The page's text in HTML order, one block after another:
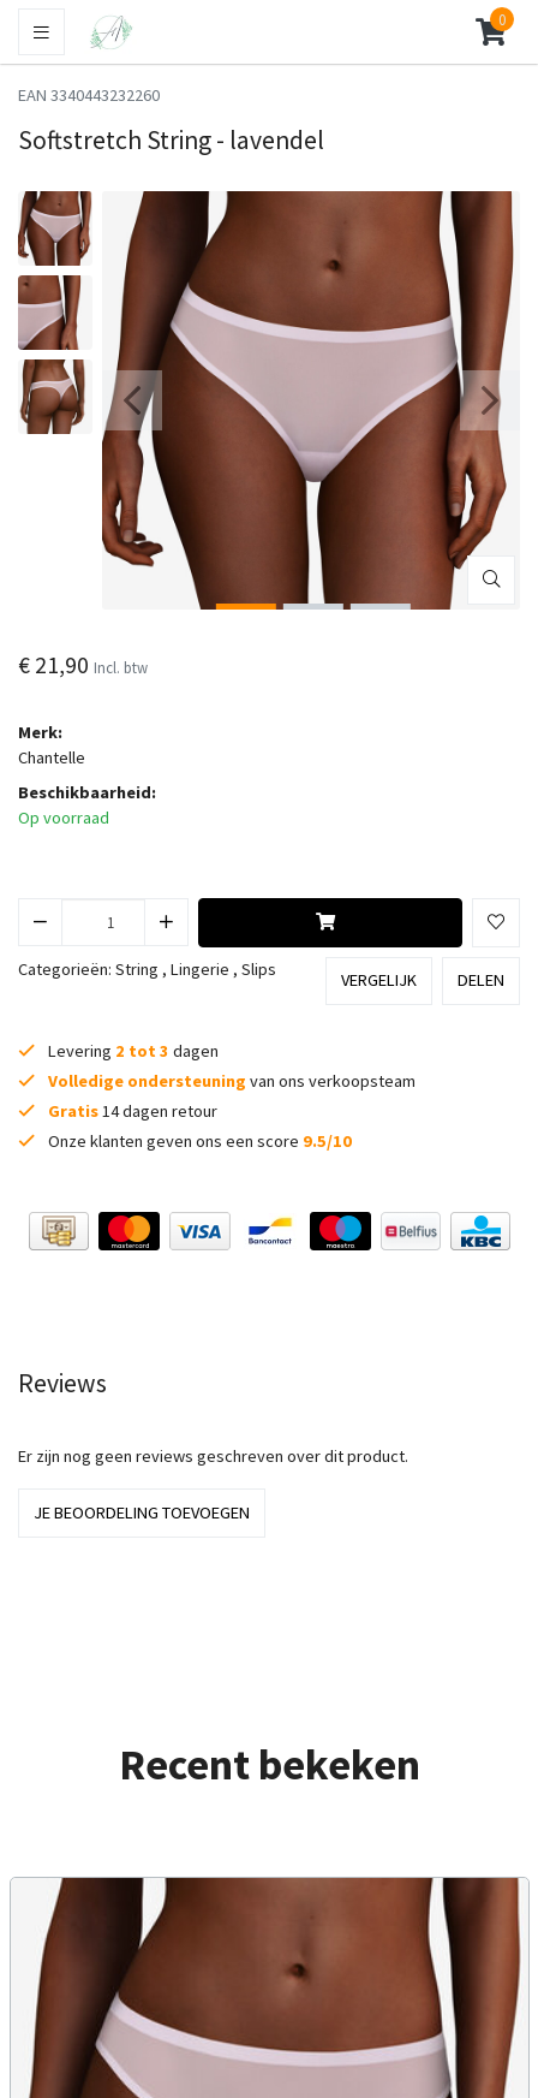
0
EAN 3340443232260
Softstretch String - lavendel
€ 21,90 Incl. btw
Merk:
Chantelle
Beschikbaarheid:
Op voorraad
Categorieën: String , Lingerie , Slips
VERGELIJK DELEN
Levering 2 tot 3 dagen
Volledige ondersteuning van ons verkoopsteam
Gratis14 dagen retour
Onze klanten geven ons een score 9.5/10
Reviews
Er zijn nog geen reviews geschreven over dit product.
JE BEOORDELING TOEVOEGEN
Recent bekeken